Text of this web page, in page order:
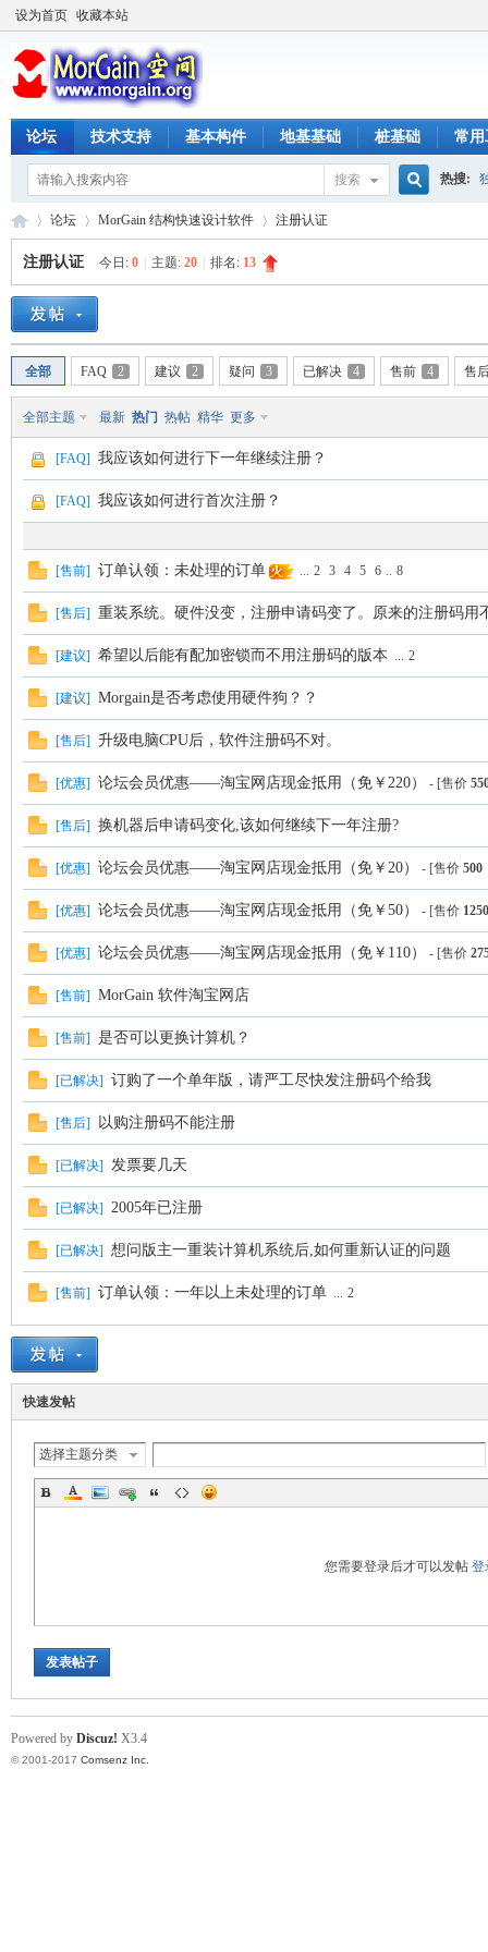
设为首页 收藏本站
论坛 技术支持 基本构件 地基基础 桩基础 常用
搜索 热搜:
空
间
»
论坛
›
MorGain 结构快速设计软件 注册认证
注册认证 今日: 0 主题: 20 排名: 13
全部 FAQ 2 建议 2 疑问 3 已解决 4 售前 4 售
全部主题 最新 热门 热帖 精华 更多
[FAQ] 我应该如何进行下一年继续注册？
[FAQ] 我应该如何进行首次注册？
[售前] 订单认领：未处理的订单 ... 2 3 4 5 6 .. 8
[售后] 重装系统。硬件没变，注册申请码变了。原来的注册码用
[建议] 希望以后能有配加密锁而不用注册码的版本 ... 2
[建议] Morgain是否考虑使用硬件狗？？
[售后] 升级电脑CPU后，软件注册码不对。
[优惠] 论坛会员优惠——淘宝网店现金抵用（免￥220） - [售价
[售后] 换机器后申请码变化,该如何继续下一年注册?
[优惠] 论坛会员优惠——淘宝网店现金抵用（免￥20） - [售价 500
[优惠] 论坛会员优惠——淘宝网店现金抵用（免￥50） - [售价 1250
[优惠] 论坛会员优惠——淘宝网店现金抵用（免￥110） - [售价
[售前] MorGain 软件淘宝网店
[售前] 是否可以更换计算机？
[已解决] 订购了一个单年版，请严工尽快发注册码个给我
[售后] 以购注册码不能注册
[已解决] 发票要几天
[已解决] 2005年已注册
[已解决] 想问版主一重装计算机系统后,如何重新认证的问题
[售前] 订单认领：一年以上未处理的订单 ... 2
快速发帖
选择主题分类
您需要登录后才可以发帖 登
发表帖子
Powered by Discuz! X3.4
© 2001-2017 Comsenz Inc.